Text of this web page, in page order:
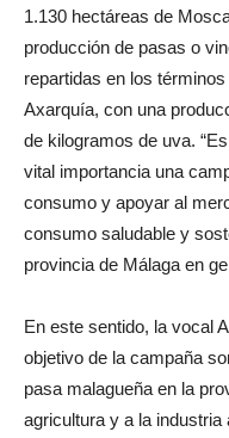
1.130 hectáreas de
producción de pasas o
repartidas en los
Axarquía, con una
de kilogramos de uva.
vital importancia una
consumo y apoyar al
consumo saludable y
provincia de Málaga en
En este sentido, la vocal
objetivo de la campaña
pasa malagueña en la
agricultura y a la